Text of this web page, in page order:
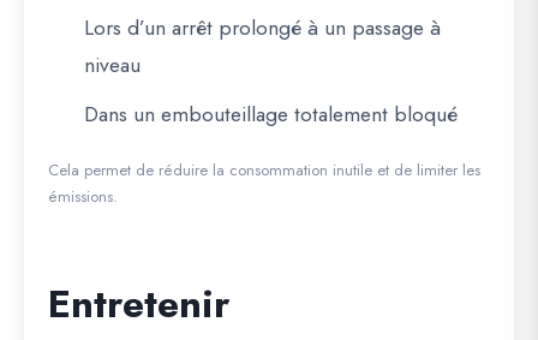
Lors d’un arrêt prolongé à un passage à
niveau
Dans un embouteillage totalement bloqué
Cela permet de réduire la consommation inutile et de limiter les
émissions.
Entretenir